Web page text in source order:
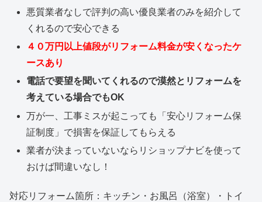
悪質業者なしで評判の高い優良業者のみを紹介して
くれるので安心できる
４０万円以上値段がリフォーム料金が安くなったケ
ースあり
電話で要望を聞いてくれるので漠然とリフォームを
考えている場合でもOK
万が一、工事ミスが起こっても「安心リフォーム保
証制度」で損害を保証してもらえる
業者が決まっていないならリショップナビを使って
おけば間違いなし！
対応リフォーム箇所：キッチン・お風呂（浴室）・トイ